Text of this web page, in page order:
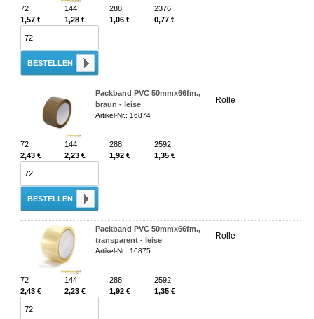
72 144 288
2376
1,57 €
1,28 € 1,06 € 0,77 €
BESTELLEN
Packband PVC 50mmx66fm.,
braun - leise
Artikel-Nr.: 16874
Rolle
72 144 288
2592
2,43 €
2,23 € 1,92 € 1,35 €
BESTELLEN
Packband PVC 50mmx66fm.,
transparent - leise
Artikel-Nr.: 16875
Rolle
72 144 288
2592
2,43 €
2,23 € 1,92 € 1,35 €